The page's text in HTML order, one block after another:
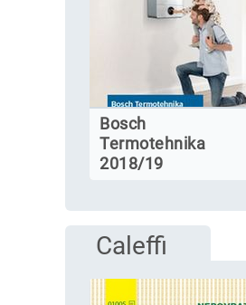
Bosch
Termotehnika
2018/19
Caleffi